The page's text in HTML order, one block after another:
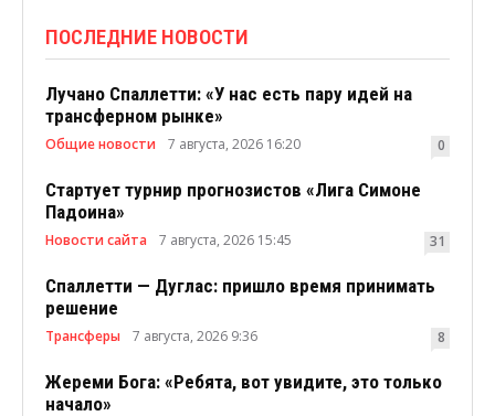
ПОСЛЕДНИЕ НОВОСТИ
Лучано Спаллетти: «У нас есть пару идей на
трансферном рынке»
Общие новости 7 августа, 2026 16:20 0
Стартует турнир прогнозистов «Лига Симоне
Падоина»
Новости сайта 7 августа, 2026 15:45 31
Спаллетти — Дуглас: пришло время принимать
решение
Трансферы 7 августа, 2026 9:36 8
Жереми Бога: «Ребята, вот увидите, это только
начало»